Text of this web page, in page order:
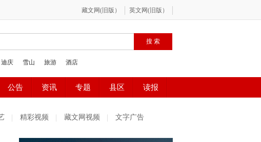
精彩视频 藏文网视频 文字广告
社区精选 魅力古镇 百姓感受